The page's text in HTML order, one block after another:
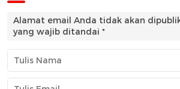
Alamat email Anda tidak akan
yang wajib ditandai *